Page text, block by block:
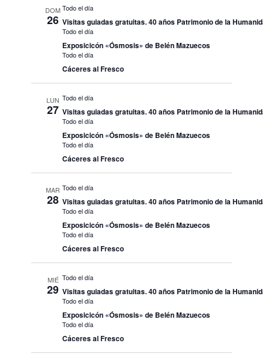
DOM
26
Todo el día
Visitas guiadas gratuitas. 40 años Patrimonio de la
Todo el día
Exposicicón «Ósmosis» de Belén Mazuecos
Todo el día
Cáceres al Fresco
LUN
27
Todo el día
Visitas guiadas gratuitas. 40 años Patrimonio de la
Todo el día
Exposicicón «Ósmosis» de Belén Mazuecos
Todo el día
Cáceres al Fresco
MAR
28
Todo el día
Visitas guiadas gratuitas. 40 años Patrimonio de la
Todo el día
Exposicicón «Ósmosis» de Belén Mazuecos
Todo el día
Cáceres al Fresco
MIÉ
29
Todo el día
Visitas guiadas gratuitas. 40 años Patrimonio de la
Todo el día
Exposicicón «Ósmosis» de Belén Mazuecos
Todo el día
Cáceres al Fresco